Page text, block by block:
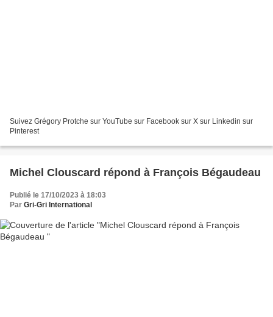
Suivez Grégory Protche sur YouTube sur Facebook sur X sur Linkedin sur
Pinterest
Michel Clouscard répond à François Bégaudeau
Publié le 17/10/2023 à 18:03
Par Gri-Gri International